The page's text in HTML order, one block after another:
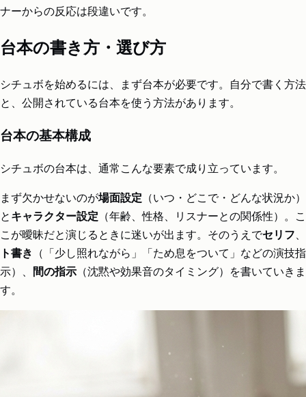
ナーからの反応は段違いです。
台本の書き方・選び方
シチュボを始めるには、まず台本が必要です。自分で書く方法
と、公開されている台本を使う方法があります。
台本の基本構成
シチュボの台本は、通常こんな要素で成り立っています。
まず欠かせないのが場面設定 （いつ・どこで・どんな状況か）
と キャラクター設定 （年齢、性格、リスナーとの関係性）。こ
こが曖昧だと演じるときに迷いが出ます。そのうえでセリフ
ト書き
（「少し照れながら」「ため息をついて」などの演技指
示）、
間の指示 （沈黙や効果音のタイミング）を書いていきま
す。